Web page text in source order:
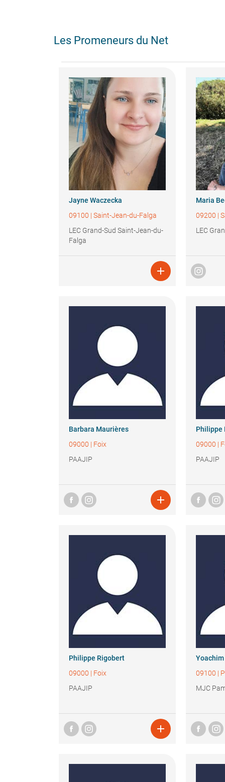
Les Promeneurs du Net
Jayne Waczecka
09100 | Saint-Jean-du-Falga
LEC Grand-Sud Saint-Jean-du-
Falga

Maria
09200 |
LEC
Barbara Maurières
09000 | Foix
PAAJIP

Philippe
09000 |
PAAJIP
Philippe Rigobert
09000 | Foix
PAAJIP

Yoachim
09100 |
MJC